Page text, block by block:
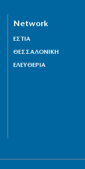
Network
ΕΣΤΙΑ
ΘΕΣΣΑΛΟΝΙΚΗ
ΕΛΕΥΘΕΡΙΑ